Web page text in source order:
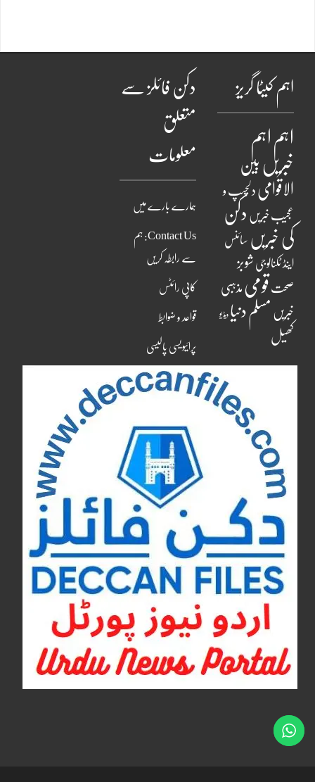
اہم کیٹا گریز
اہم اہم
خبریں بین
الاقوامی دلچسپ و
عجیب خبریں دکن
کی خبریں سائنس
اینڈ ٹکنالوجی شوبز
صحت قومی مذہبی
خبریں مسلم دنیا ویڈیو
کھیل
دکن فائلز سے
متعلق
معلومات
ہمارے بارے میں
Contact Us: ہم
سے رابطہ کریں
کاپی رائٹس
قواعد و ضوابط
پرائیویسی پالیسی